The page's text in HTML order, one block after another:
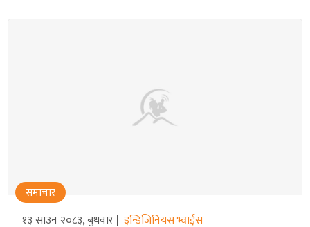
समाचार
१३ साउन २०८३, बुधवार इन्डिजिनियस भ्वाईस